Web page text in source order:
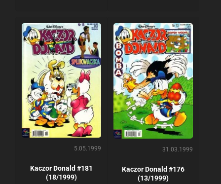
5.05.1999
Kaczor Donald #181
(18/1999)
31.03.1999
Kaczor Donald #176
(13/1999)